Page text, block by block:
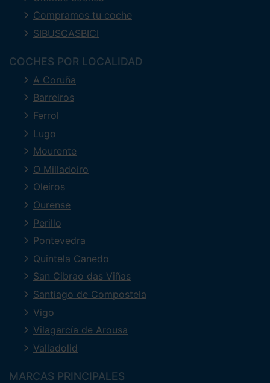
Compramos tu coche
SIBUSCASBICI
COCHES POR LOCALIDAD
A Coruña
Barreiros
Ferrol
Lugo
Mourente
O Milladoiro
Oleiros
Ourense
Perillo
Pontevedra
Quintela Canedo
San Cibrao das Viñas
Santiago de Compostela
Vigo
Vilagarcía de Arousa
Valladolid
MARCAS PRINCIPALES